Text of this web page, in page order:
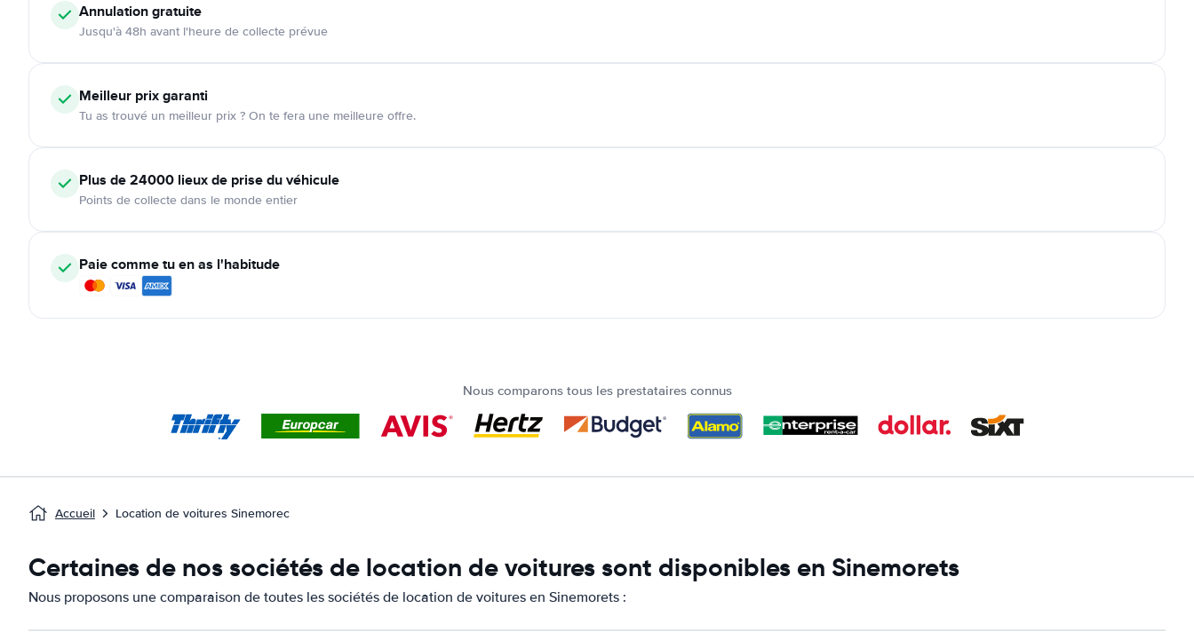
Annulationgratuite
Jusqu'à 48h avant l'heure de collecte prévue
Meilleur prix garanti
Tu as trouvé un meilleur prix ? On te fera une meilleure offre.
Plus de 24000 lieux de prise du véhicule
Points de collecte dans le monde entier
Paie comme tu en as l'habitude
Nous comparons tous les prestataires connus
Accueil Location de voitures Sinemorec
Certaines de nos sociétés de location de voitures sont disponibles en Sinemorets
Nous proposons une comparaison de toutes les sociétés de location de voitures en Sinemorets :